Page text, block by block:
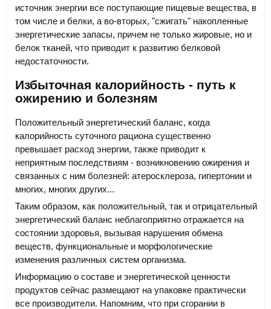
источник энергии все поступающие пищевые вещества, в
том числе и белки, а во-вторых, "сжигать" накопленные
энергетические запасы, причем не только жировые, но и
белок тканей, что приводит к развитию белковой
недостаточности.
Избыточная калорийность - путь к
ожирению и болезням
Положительный энергетический баланс, когда
калорийность суточного рациона существенно
превышает расход энергии, также приводит к
неприятным последствиям - возникновению ожирения и
связанных с ним болезней: атеросклероза, гипертонии и
многих, многих других...
Таким образом, как положительный, так и отрицательный
энергетический баланс неблагоприятно отражается на
состоянии здоровья, вызывая нарушения обмена
веществ, функциональные и морфологические
изменения различных систем организма.
Информацию о составе и энергетической ценности
продуктов сейчас размещают на упаковке практически
все производители. Напомним, что при сгорании в